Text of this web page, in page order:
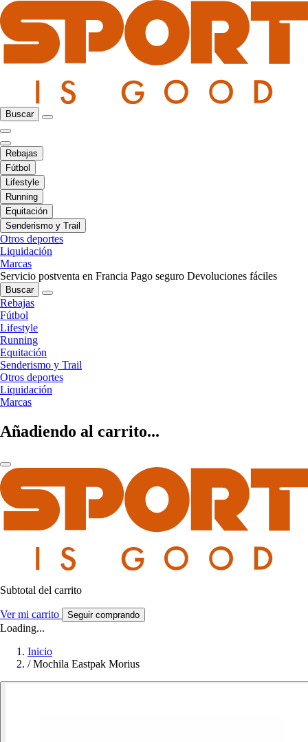
Buscar
Rebajas
Fútbol
Lifestyle
Running
Equitación
Senderismo y Trail
Otros deportes
Liquidación
Marcas
Servicio postventa en Francia Pago seguro Devoluciones fáciles
Buscar
Rebajas
Fútbol
Lifestyle
Running
Equitación
Senderismo y Trail
Otros deportes
Liquidación
Marcas
Añadiendo al carrito...
Subtotal del carrito
Ver mi carrito Seguir comprando
Loading...
Inicio
/ Mochila Eastpak Morius